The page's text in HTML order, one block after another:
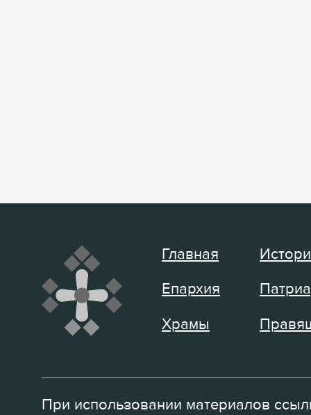
Главная
Епархия
Храмы
При использовании материалов